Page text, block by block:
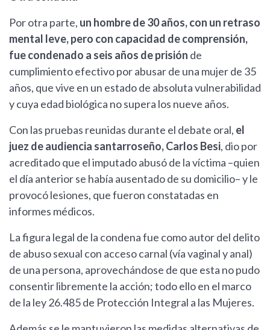
Por otra parte, un hombre de 30 años, con un retraso
mental leve, pero con capacidad de comprensión,
fue condenado a seis años de prisión de
cumplimiento efectivo por abusar de una mujer de 35
años, que vive en un estado de absoluta vulnerabilidad
y cuya edad biológica no supera los nueve años.
Con las pruebas reunidas durante el debate oral, el
juez de audiencia santarroseño, Carlos Besi, dio por
acreditado que el imputado abusó de la víctima –quien
el día anterior se había ausentado de su domicilio– y le
provocó lesiones, que fueron constatadas en
informes médicos.
La figura legal de la condena fue como autor del delito
de abuso sexual con acceso carnal (vía vaginal y anal)
de una persona, aprovechándose de que esta no pudo
consentir libremente la acción; todo ello en el marco
de la ley 26.485 de Protección Integral a las Mujeres.